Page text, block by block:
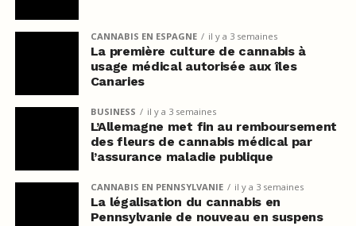
CANNABIS EN ESPAGNE il y a 3 semaines
La première culture de cannabis à
usage médical autorisée aux îles
Canaries
BUSINESS il y a 3 semaines
L’Allemagne met fin au remboursement
des fleurs de cannabis médical par
l’assurance maladie publique
CANNABIS EN PENNSYLVANIE il y a 3 semaines
La légalisation du cannabis en
Pennsylvanie de nouveau en suspens